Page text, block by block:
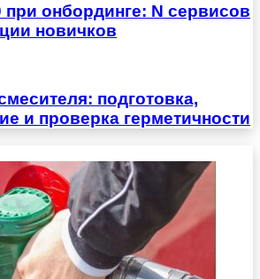
при онбординге: N сервисов
новичков
подготовка,
и проверка герметичности